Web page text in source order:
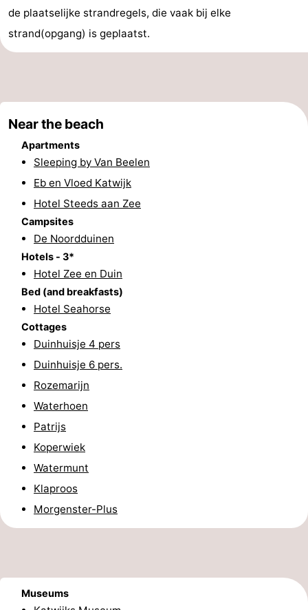
addresses
Region
Schoorlse
Duinen
Bergen
Zee
Bergen
Alkmaar
Egmond
aan
Zee
Noordhollands
duinreservaat
Wijk
aan
Nature
Kennermerland
Haarlem
Holland
Scheveningen
de plaatselijke strandregels, die vaak bij elke
strand(opgang) is geplaatst.
Near the beach
Apartments
Sleeping by Van Beelen
Eb en Vloed Katwijk
Hotel Steeds aan Zee
Campsites
De Noordduinen
Hotels - 3*
Hotel Zee en Duin
Bed (and breakfasts)
Hotel Seahorse
Cottages
Duinhuisje 4 pers
Duinhuisje 6 pers.
Rozemarijn
Waterhoen
Patrijs
Koperwiek
Watermunt
Klaproos
Morgenster-Plus
Museums